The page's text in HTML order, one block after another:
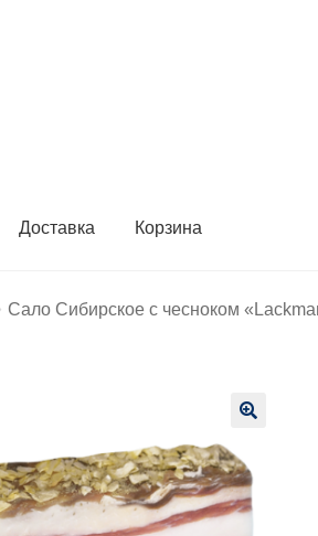
Доставка Корзина
Сало Сибирское с чесноком